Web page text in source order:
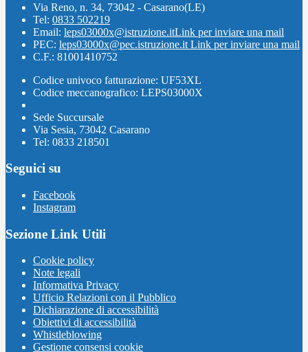
Via Reno, n. 34, 73042 - Casarano(LE)
Tel: 0833 502219
Email: leps03000x@istruzione.itLink per inviare una mail
PEC: leps03000x@pec.istruzione.it Link per inviare una mail
C.F.: 81001410752
Codice univoco fatturazione: UF53XL
Codice meccanografico: LEPS03000X
Sede Succursale
Via Sesia, 73042 Casarano
Tel: 0833 218501
Seguici su
Facebook
Instagram
Sezione Link Utili
Cookie policy
Note legali
Informativa Privacy
Ufficio Relazioni con il Pubblico
Dichiarazione di accessibilità
Obiettivi di accessibilità
Whistleblowing
Gestione consensi cookie